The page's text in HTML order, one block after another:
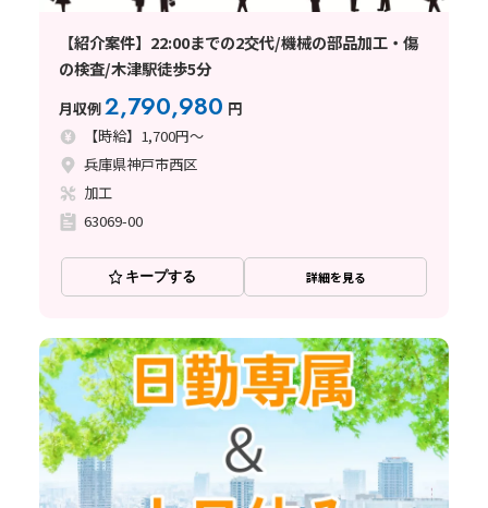
【紹介案件】22:00までの2交代/機械の部品加工・傷
の検査/木津駅徒歩5分
月収例2,790,980 円
【時給】1,700円～
兵庫県神戸市西区
加工
63069-00
キープする 詳細を見る